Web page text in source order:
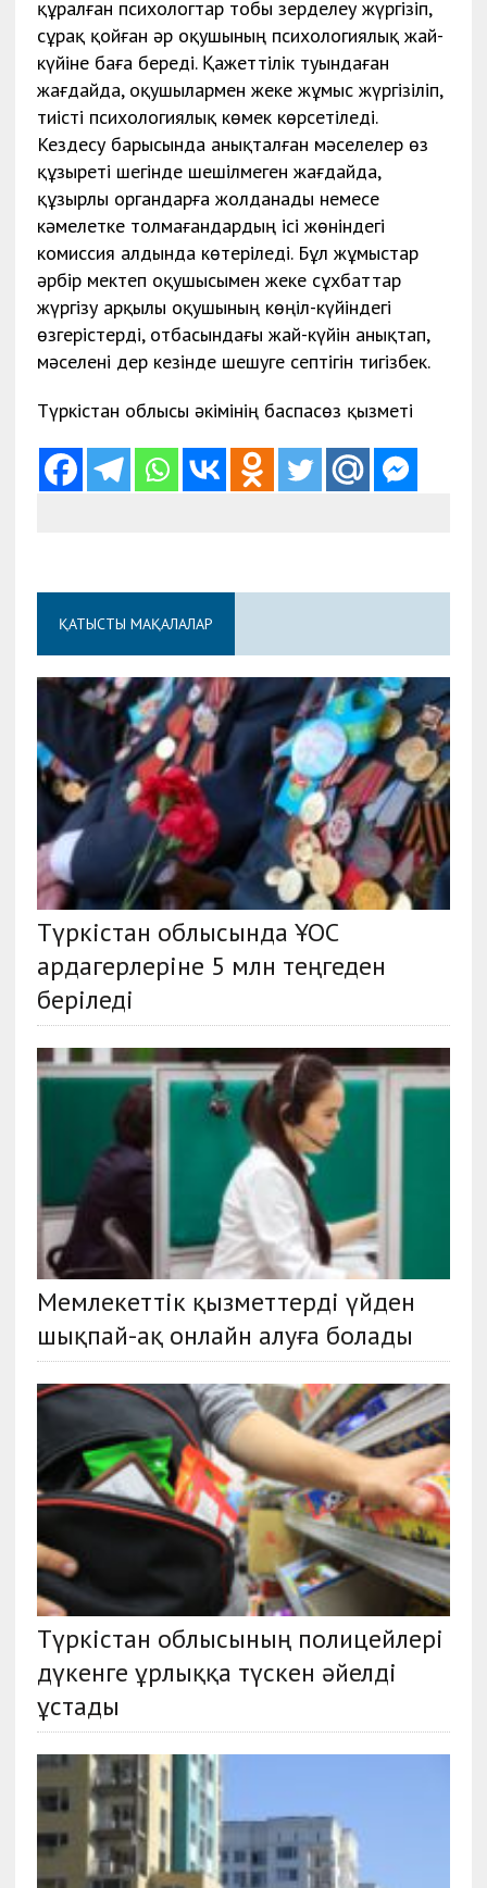
құралған психологтар тобы зерделеу жүргізіп,
сұрақ қойған әр оқушының психологиялық жай-
күйіне баға береді. Қажеттілік туындаған
жағдайда, оқушылармен жеке жұмыс жүргізіліп,
тиісті психологиялық көмек көрсетіледі.
Кездесу барысында анықталған мәселелер өз
құзыреті шегінде шешілмеген жағдайда,
құзырлы органдарға жолданады немесе
кәмелетке толмағандардың ісі жөніндегі
комиссия алдында көтеріледі. Бұл жұмыстар
әрбір мектеп оқушысымен жеке сұхбаттар
жүргізу арқылы оқушының көңіл-күйіндегі
өзгерістерді, отбасындағы жай-күйін анықтап,
мәселені дер кезінде шешуге септігін тигізбек.
Түркістан облысы әкімінің баспасөз қызметі
ҚАТЫСТЫ МАҚАЛАЛАР
Түркістан облысында ҰОС
ардагерлеріне 5 млн теңгеден
беріледі
Мемлекеттік қызметтерді үйден
шықпай-ақ онлайн алуға болады
Түркістан облысының полицейлері
дүкенге ұрлыққа түскен әйелді
ұстады